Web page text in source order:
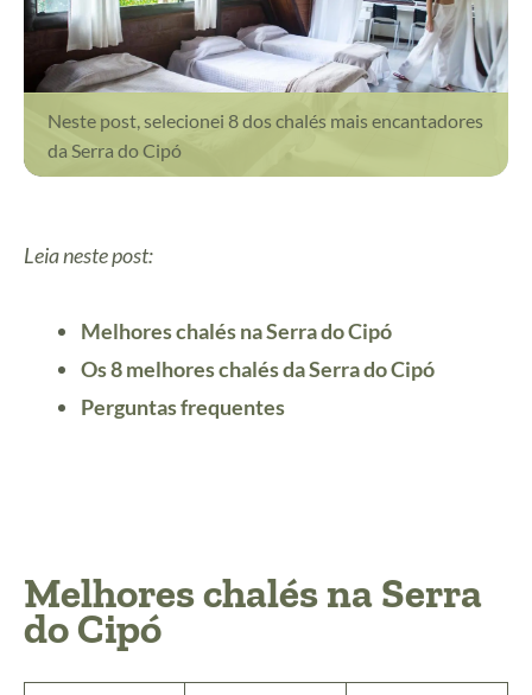
Neste post, selecionei 8 dos chalés mais encantadores
da Serra do Cipó
Leia neste post:
Melhores chalés na Serra do Cipó
Os 8 melhores chalés da Serra do Cipó
Perguntas frequentes
Melhores chalés na Serra
do Cipó